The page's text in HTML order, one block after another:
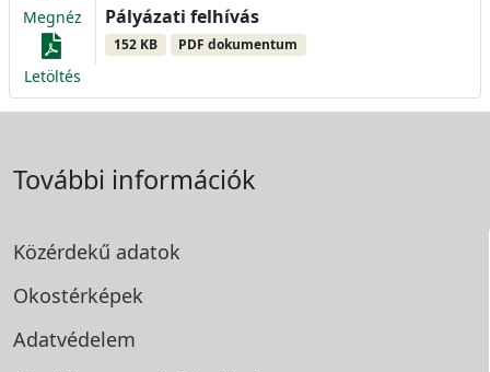
Megnéz
Letöltés
Pályázati felhívás
152 KB PDF dokumentum
További információk
Közérdekű adatok
Okostérképek
Adatvédelem